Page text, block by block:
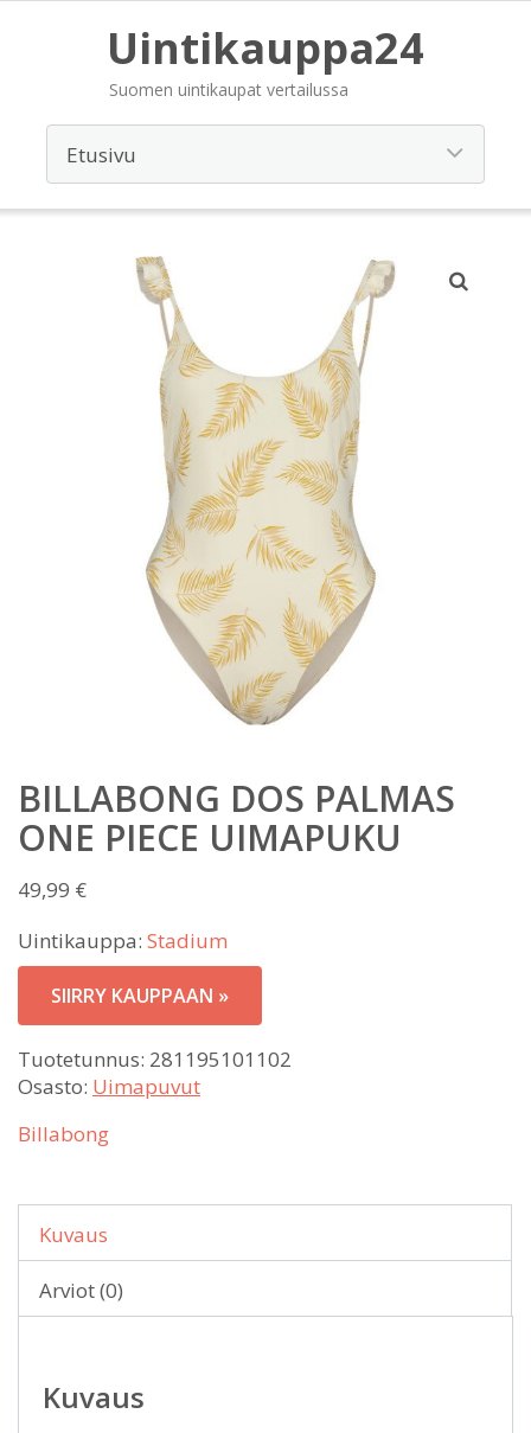
Uintikauppa24
Suomen uintikaupat vertailussa
BILLABONG DOS PALMAS
ONE PIECE UIMAPUKU
49,99 €
Uintikauppa: Stadium
SIIRRY KAUPPAAN »
Tuotetunnus: 281195101102
Osasto: Uimapuvut
Billabong
Kuvaus
Arviot (0)
Kuvaus